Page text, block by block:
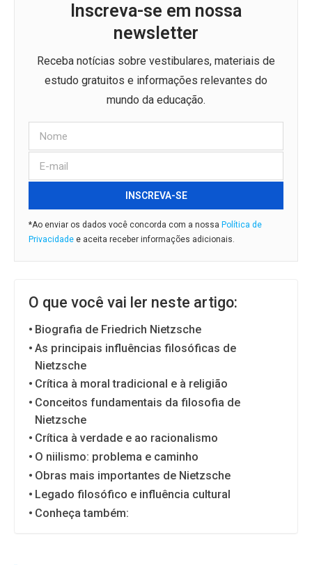
Inscreva-se em nossa
newsletter
Receba notícias sobre vestibulares, materiais de
estudo gratuitos e informações relevantes do
mundo da educação.
INSCREVA-SE
*Ao enviar os dados você concorda com a nossa Política de
Privacidade e aceita receber informações adicionais.
O que você vai ler neste artigo:
Biografia de Friedrich Nietzsche
As principais influências filosóficas de
Nietzsche
Crítica à moral tradicional e à religião
Conceitos fundamentais da filosofia de
Nietzsche
Crítica à verdade e ao racionalismo
O niilismo: problema e caminho
Obras mais importantes de Nietzsche
Legado filosófico e influência cultural
Conheça também: